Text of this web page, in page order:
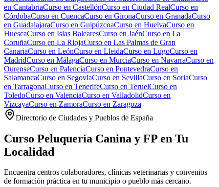
en CantabriaCurso en CastellónCurso en Ciudad RealCurso en
CórdobaCurso en CuencaCurso en GironaCurso en GranadaCurso
en GuadalajaraCurso en GuipúzcoaCurso en HuelvaCurso en
HuescaCurso en Islas BalearesCurso en JaénCurso en La
CoruñaCurso en La RiojaCurso en Las Palmas de Gran
CanariaCurso en LeónCurso en LleidaCurso en LugoCurso en
MadridCurso en MálagaCurso en MurciaCurso en NavarraCurso en
OurenseCurso en PalenciaCurso en PontevedraCurso en
SalamancaCurso en SegoviaCurso en SevillaCurso en SoriaCurso
en TarragonaCurso en TenerifeCurso en TeruelCurso en
ToledoCurso en ValenciaCurso en ValladolidCurso en
VizcayaCurso en ZamoraCurso en Zaragoza
Directorio de Ciudades y Pueblos de España
Curso Peluquería Canina y FP en Tu
Localidad
Encuentra centros colaboradores, clínicas veterinarias y convenios
de formación práctica en tu municipio o pueblo más cercano.